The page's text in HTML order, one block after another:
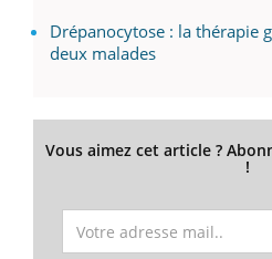
Drépanocytose : la thérapie
deux malades
Vous aimez cet article ?
!